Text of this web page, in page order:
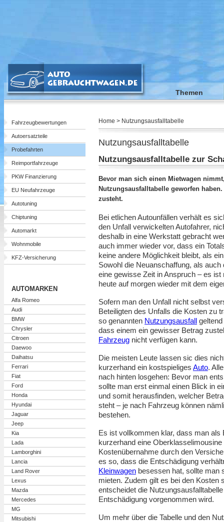
Themen
Fahrzeugbewertungen
Autoersatzteile
Probefahrten
Reimportfahrzeuge
PKW Finanzierung
EU Neufahrzeuge
Autotuning
Chiptuning
Automarkt
Wohnmobile
KFZ-Versicherung
AUTOMARKEN
Alfa Romeo
Audi
BMW
Chrysler
Citroen
Daewoo
Daihatsu
Ferrari
Fiat
Ford
Honda
Hyundai
Jaguar
Jeep
Kia
Lada
Lamborghini
Lancia
Land Rover
Lexus
Mazda
Mercedes
MG
Mitsubishi
Home > Nutzungsausfalltabelle
Nutzungsausfalltabelle
Nutzungsausfalltabelle zur
Bevor man sich einen Mietwagen
Nutzungsausfalltabelle geworfen
zusteht.
Bei etlichen Autounfällen verhält es
den Unfall verwickelten Autofahrer,
deshalb in eine Werkstatt gebracht
auch immer wieder vor, dass ein
keine andere Möglichkeit bleibt, als
Sowohl die Neuanschaffung, als
eine gewisse Zeit in Anspruch – es
heute auf morgen wieder mit dem
Sofern man den Unfall nicht selbst
Beteiligten des Unfalls die Kosten zu
so genannten Nutzungsausfall
dass einem ein gewisser Betrag
Fahrzeug nicht verfügen kann.
Die meisten Leute lassen sic dies
kurzerhand ein kostspieliges Auto.
nach hinten losgehen: Bevor man
sollte man erst einmal einen Blick in
und somit herausfinden, welcher
steht – je nach Fahrzeug können
bestehen.
Es ist vollkommen klar, dass man als
kurzerhand eine
Kostenübernahme durch den
es so, dass die Entschädigung
Kleinwagen besessen hat, sollte man
mieten. Zudem gilt es bei den Kosten
entscheidet die
Entschädigung vorgenommen wird.
Um mehr über die Tabelle und den